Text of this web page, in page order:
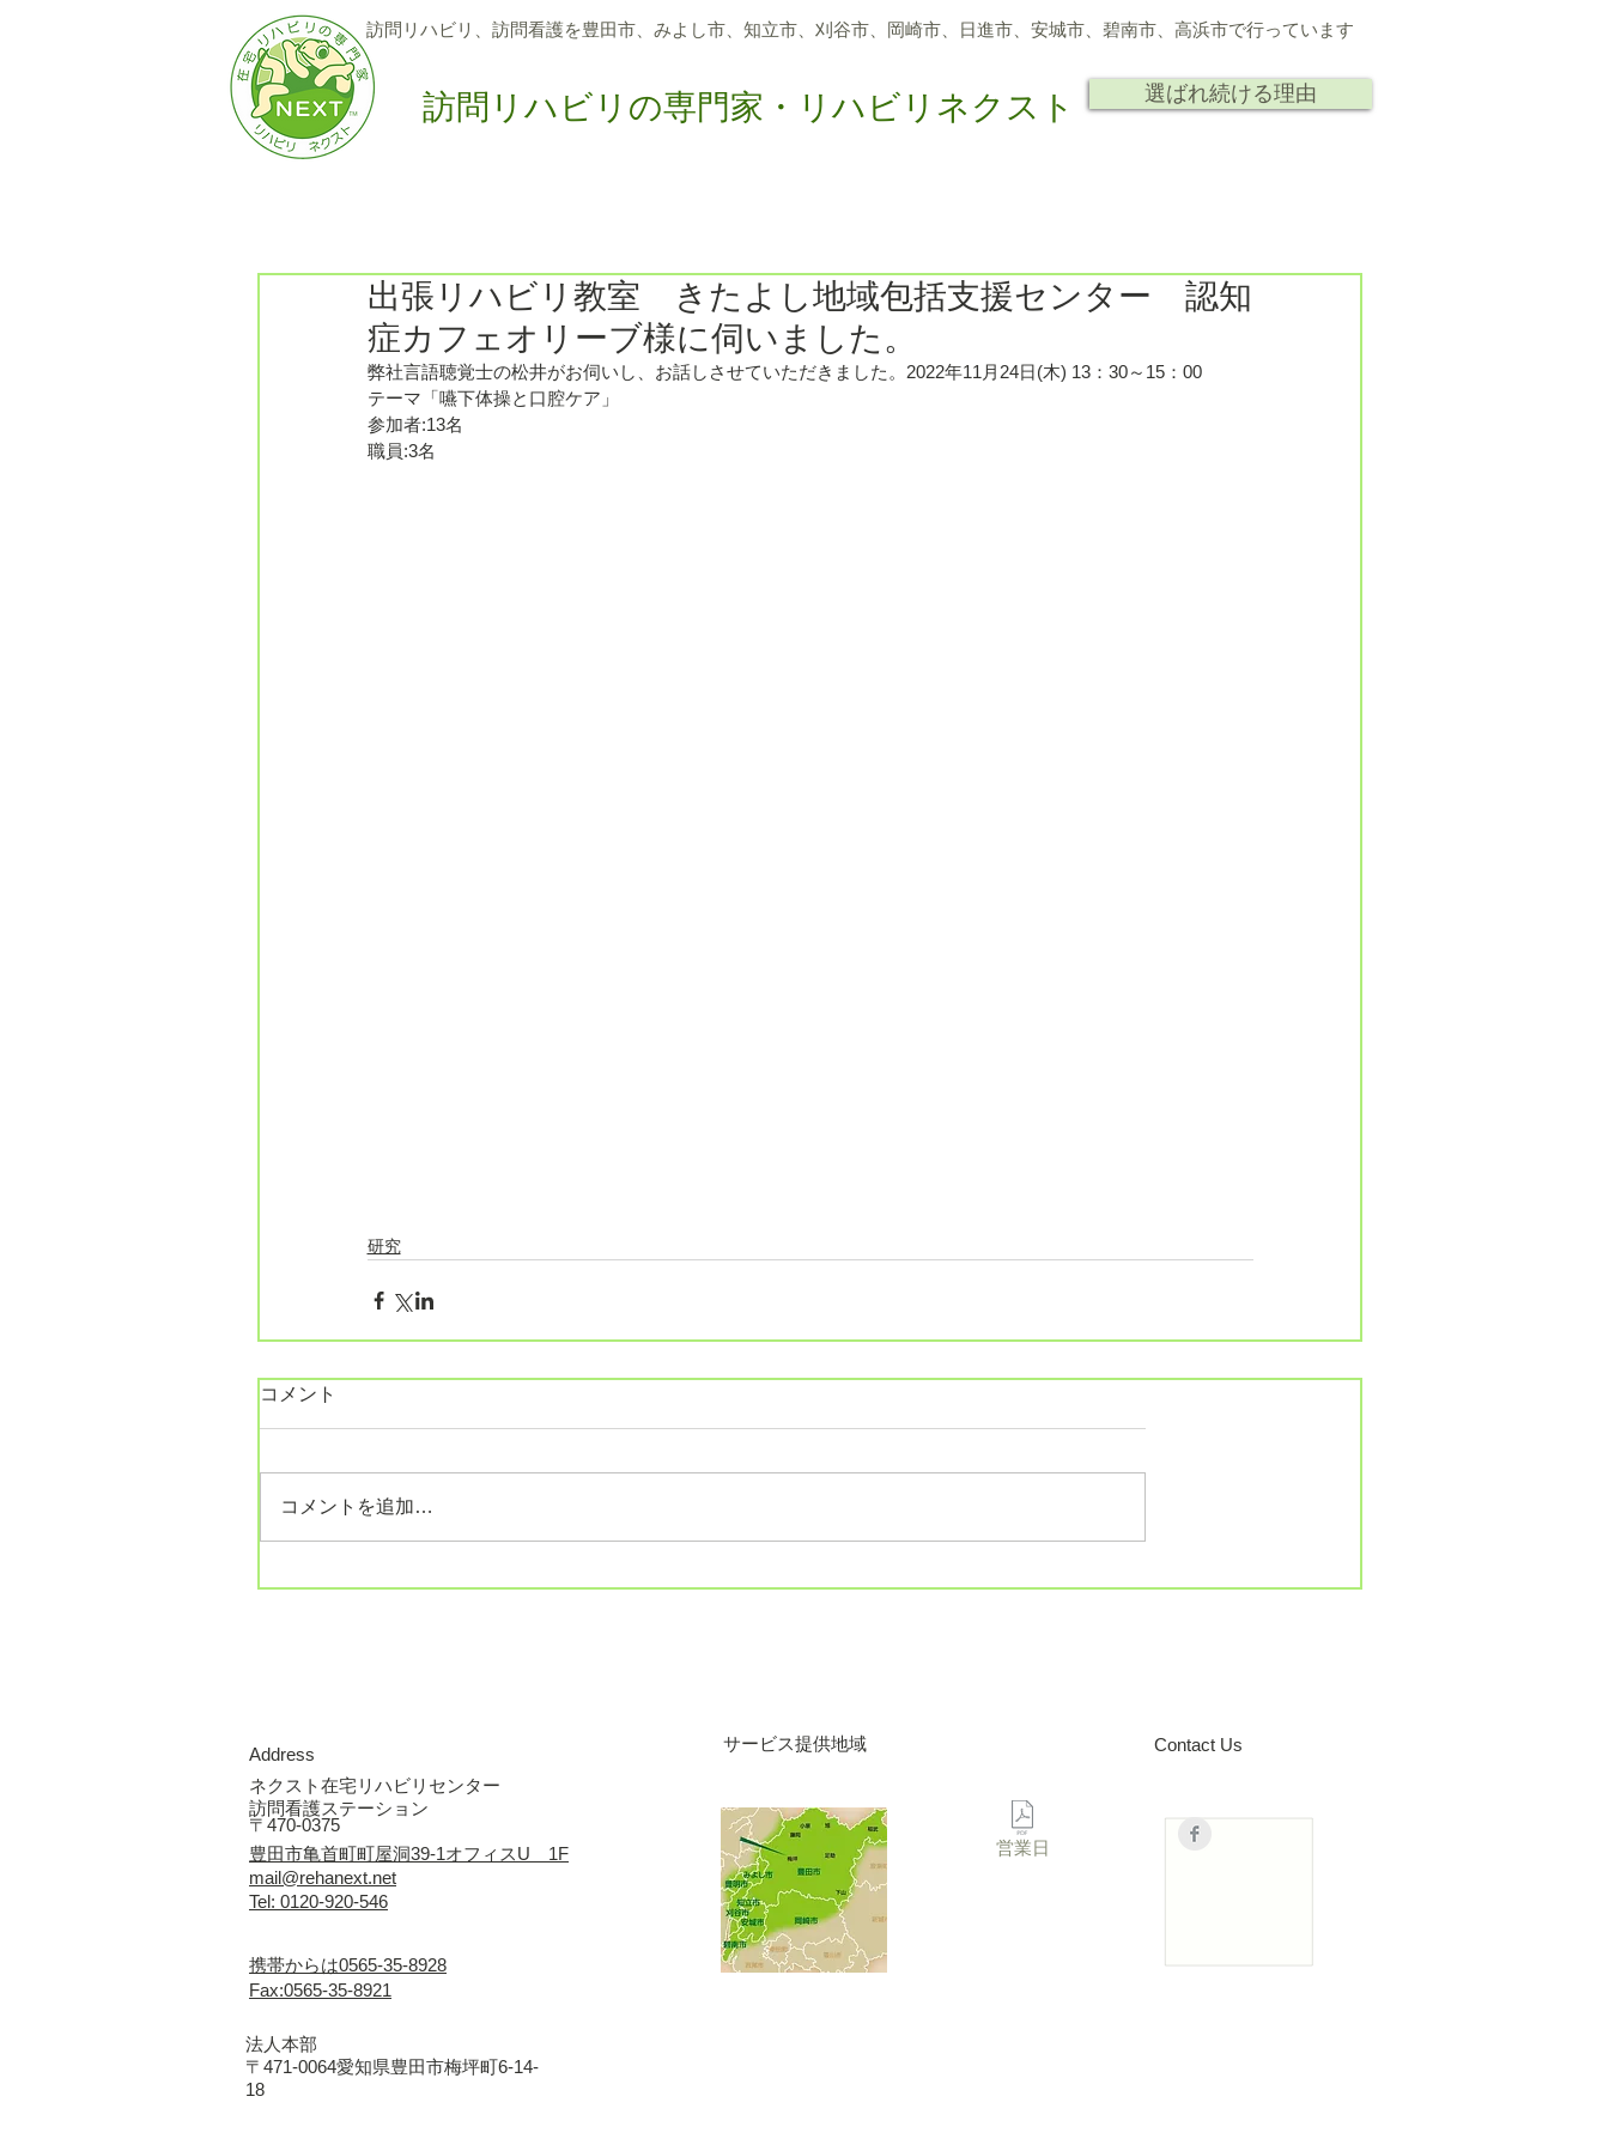
訪問リハビリ、訪問看護を豊田市、 みよし市、知立市、刈谷市、岡崎市、日進市、 安城市、 碧南市、高浜市で行っています
選ばれ続ける理由
訪問リハビリの専門家・リハビリネクスト
出張リハビリ教室 きたよし地域包括支援センター 認知
症カフェオリーブ様に伺いました。
弊社言語聴覚士の松井がお伺いし、お話しさせていただきました。2022年11月24日(木) 13：30～15：00
テーマ「嚥下体操と口腔ケア」
参加者:13名
職員:3名
研究
コメント
コメントを追加…
Address
ネクスト在宅リハビリセンター
訪問看護ステーション
〒470-0375
豊田市亀首町町屋洞39-1オフィスU 1F
mail@rehanext.net
Tel: 0120-920-546
携帯からは0565-35-8928
サービス提供地域 Contact Us
営業日
Fax:0565-35-8921
法人本部
〒471-0064愛知県豊田市梅坪町6-14-
18